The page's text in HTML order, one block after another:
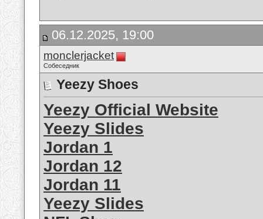
06.12.2025, 19:00
monclerjacket
Собеседник
Yeezy Shoes
Yeezy Official Website
Yeezy Slides
Jordan 1
Jordan 12
Jordan 11
Yeezy Slides